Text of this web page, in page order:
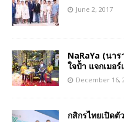
June 2, 2017
NaRaYa (นา
ใจป้ำ แจกเมอ
December 16,
กสิกรไทยเปิดตั